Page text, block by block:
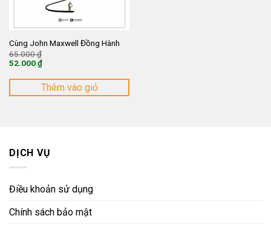
Cùng John Maxwell Đồng Hành
65.000₫
65.000 ₫.
52.000₫
hiện
là:
Thêm vào giỏ
DỊCH VỤ
Điều khoản sử dụng
Chính sách bảo mật